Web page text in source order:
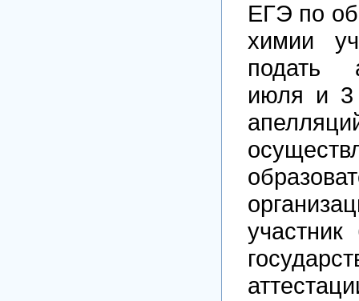
ЕГЭ по
химии
подать
июля и 3